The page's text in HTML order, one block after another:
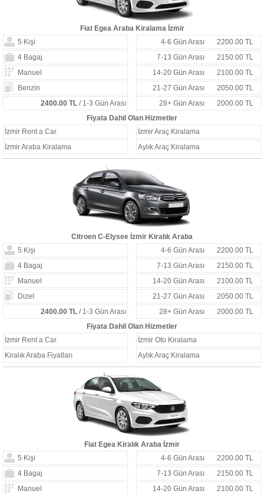
Fiat Egea Araba Kiralama İzmir
5 Kişi
4-6 Gün Arası
2200.00 TL
4 Bagaj
7-13 Gün Arası
2150.00 TL
Manuel
14-20 Gün Arası
2100.00 TL
Benzin
21-27 Gün Arası
2050.00 TL
2400.00 TL/ 1-3 Gün Arası 28+ Gün Arası
2000.00 TL
Fiyata Dahil Olan Hizmetler
İzmir Rent a Car
İzmir Araç Kiralama
İzmir Araba Kiralama
Aylık Araç Kiralama
Citroen C-Elysee İzmir Kiralık Araba
5 Kişi
4-6 Gün Arası
2200.00 TL
4 Bagaj
7-13 Gün Arası
2150.00 TL
Manuel
14-20 Gün Arası
2100.00 TL
Dizel
21-27 Gün Arası
2050.00 TL
2400.00 TL/ 1-3 Gün Arası 28+ Gün Arası
2000.00 TL
Fiyata Dahil Olan Hizmetler
İzmir Rent a Car
İzmir Oto Kiralama
Kiralık Araba Fiyatları
Aylık Araç Kiralama
Fiat Egea Kiralık Araba İzmir
5 Kişi
4-6 Gün Arası
2200.00 TL
4 Bagaj
7-13 Gün Arası
2150.00 TL
Manuel
14-20 Gün Arası
2100.00 TL